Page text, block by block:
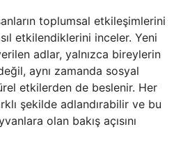
toplumsal etkileşimlerini
etkilendiklerini inceler. Yeni
adlar, yalnızca bireylerin
aynı zamanda sosyal
etkilerden de beslenir. Her
şekilde adlandırabilir ve bu
olan bakış açısını